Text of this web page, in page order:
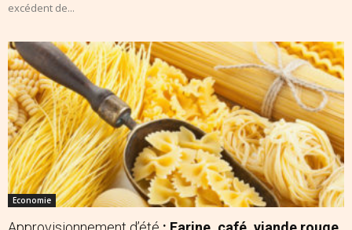
excédent de...
Economie